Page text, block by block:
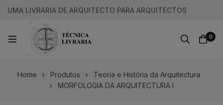
UMA LIVRARIA DE ARQUITECTO PARA ARQUITECTOS
0
Home Produtos
Teoria e História da Arquitectura
MORFOLOGIA DA ARQUITECTURA I